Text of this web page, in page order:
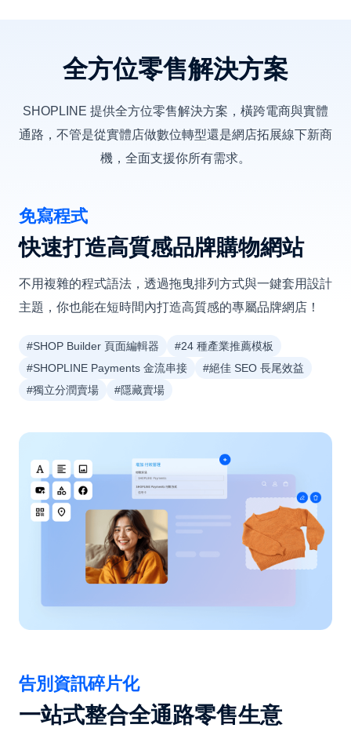
全方位零售解決方案
SHOPLINE 提供全方位零售解決方案，橫跨電商與實體
通路，不管是從實體店做數位轉型還是網店拓展線下新商
機，全面支援你所有需求。
免寫程式
快速打造高質感品牌購物網站
不用複雜的程式語法，透過拖曳排列方式與一鍵套用設計
主題，你也能在短時間內打造高質感的專屬品牌網店！
#SHOP Builder 頁面編輯器
#24 種產業推薦模板
#SHOPLINE Payments 金流串接
#絕佳 SEO 長尾效益
#獨立分潤賣場
#隱藏賣場
告別資訊碎片化
一站式整合全通路零售生意